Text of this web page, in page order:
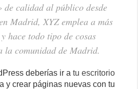
de calidad al público desde
Madrid, XYZ emplea a más
hace todo tipo de cosas
la comunidad de Madrid.
deberías ir atu escritorio
y crear páginas nuevas con tu